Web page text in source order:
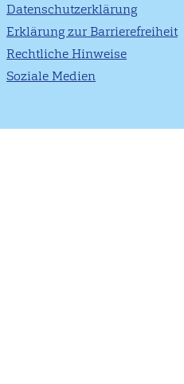
Datenschutzerklärung
Erklärung zur Barrierefreiheit
Rechtliche Hinweise
Soziale Medien